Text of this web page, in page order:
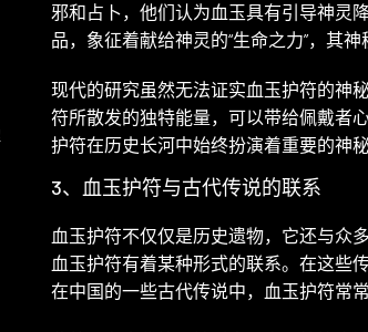
邪和占卜，他们认为血玉具有引导神灵
品，象征着献给神灵的“生命之力”，其
现代的研究虽然无法证实血玉护符的神
符所散发的独特能量，可以带给佩戴者
护符在历史长河中始终扮演着重要的神秘
3、血玉护符与古代传说的联系
血玉护符不仅仅是历史遗物，它还与众
血玉护符有着某种形式的联系。在这些
在中国的一些古代传说中，血玉护符常